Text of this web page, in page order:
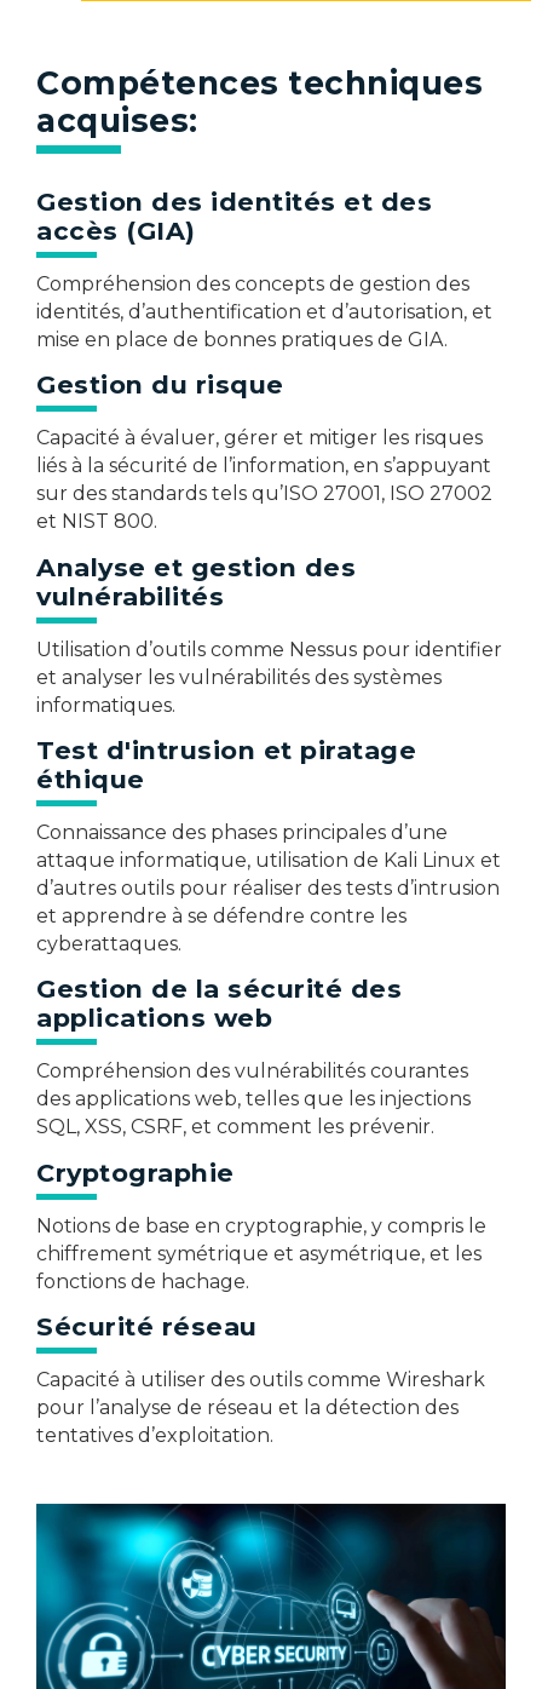
Compétences techniques
acquises:
Gestion des identités et des
accès (GIA)
Compréhension des concepts de gestion des
identités, d’authentification et d’autorisation, et
mise en place de bonnes pratiques de GIA.​
Gestion du risque
Capacité à évaluer, gérer et mitiger les risques
liés à la sécurité de l’information, en s’appuyant
sur des standards tels qu’ISO 27001, ISO 27002
et NIST 800.​
Analyse et gestion des
vulnérabilités
Utilisation d’outils comme Nessus pour identifier
et analyser les vulnérabilités des systèmes
informatiques.​
Test d'intrusion et piratage
éthique
Connaissance des phases principales d’une
attaque informatique, utilisation de Kali Linux et
d’autres outils pour réaliser des tests d’intrusion
et apprendre à se défendre contre les
cyberattaques.​
Gestion de la sécurité des
applications web
Compréhension des vulnérabilités courantes
des applications web, telles que les injections
SQL, XSS, CSRF, et comment les prévenir.​
Cryptographie
Notions de base en cryptographie, y compris le
chiffrement symétrique et asymétrique, et les
fonctions de hachage.​
Sécurité réseau
Capacité à utiliser des outils comme Wireshark
pour l’analyse de réseau et la détection des
tentatives d’exploitation.​